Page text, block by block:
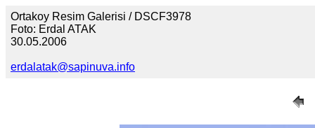
Ortakoy Resim Galerisi / DSCF3978
Foto: Erdal ATAK
30.05.2006
erdalatak@sapinuva.info